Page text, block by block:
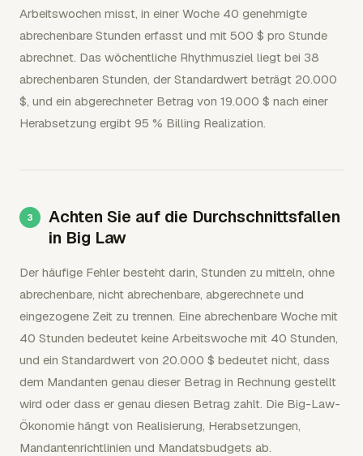
Arbeitswochen misst, in einer Woche 40 genehmigte
abrechenbare Stunden erfasst und mit 500 $ pro Stunde
abrechnet. Das wöchentliche Rhythmusziel liegt bei 38
abrechenbaren Stunden, der Standardwert beträgt 20.000
$, und ein abgerechneter Betrag von 19.000 $ nach einer
Herabsetzung ergibt 95 % Billing Realization.
Achten Sie auf die Durchschnittsfallen
in Big Law
Der häufige Fehler besteht darin, Stunden zu mitteln, ohne
abrechenbare, nicht abrechenbare, abgerechnete und
eingezogene Zeit zu trennen. Eine abrechenbare Woche mit
40 Stunden bedeutet keine Arbeitswoche mit 40 Stunden,
und ein Standardwert von 20.000 $ bedeutet nicht, dass
dem Mandanten genau dieser Betrag in Rechnung gestellt
wird oder dass er genau diesen Betrag zahlt. Die Big-Law-
Ökonomie hängt von Realisierung, Herabsetzungen,
Mandantenrichtlinien und Mandatsbudgets ab.